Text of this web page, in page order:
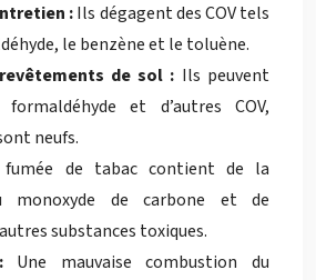
:Ils dégagent des COV tels
le benzène et le toluène.
de sol : Ils peuvent
et d’autres COV,
neufs.
fumée de tabac contient de la
monoxyde de carbone et de
substances toxiques.
Une mauvaise combustion du